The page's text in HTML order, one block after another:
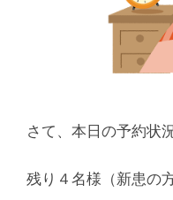
さて、本日の予約状
残り４名様（新患の